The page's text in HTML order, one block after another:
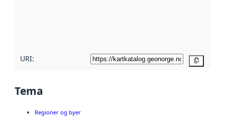
URI:
Tema
Regioner og byer